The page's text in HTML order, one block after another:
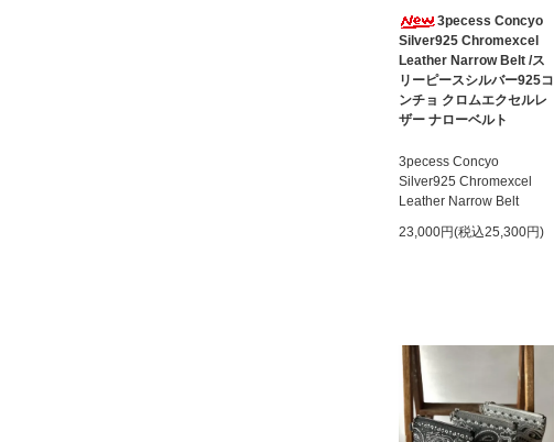
3pecess Concyo
Silver925 Chromexcel
Leather Narrow Belt /ス
リーピースシルバー925コ
ンチョ クロムエクセルレ
ザー ナローベルト
3pecess Concyo
Silver925 Chromexcel
Leather Narrow Belt
23,000円(税込25,300円)